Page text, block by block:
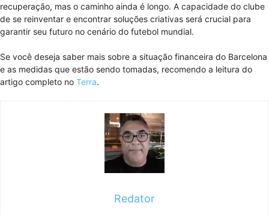
recuperação, mas o caminho ainda é longo. A capacidade do clube
de se reinventar e encontrar soluções criativas será crucial para
garantir seu futuro no cenário do futebol mundial.
Se você deseja saber mais sobre a situação financeira do Barcelona
e as medidas que estão sendo tomadas, recomendo a leitura do
artigo completo no Terra.
Redator